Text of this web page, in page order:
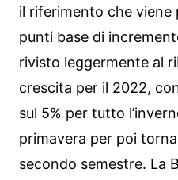
il riferimento che viene
punti base di
rivisto leggermente al
crescita per il 2022,
sul 5% per tutto
primavera per poi
secondo semestre. La